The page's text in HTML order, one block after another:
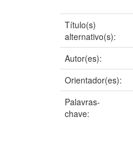
Título(s)
alternativo(s):
Autor(es):
Orientador(es):
Palavras-
chave: